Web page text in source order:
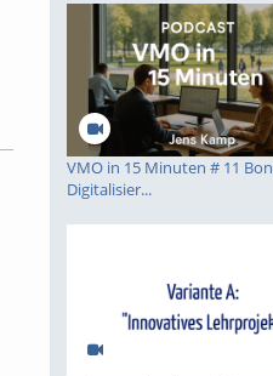
VMO in 15 Minuten # 11
Digitalisier...